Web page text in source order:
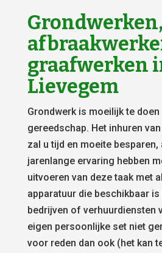
Grondwerken,
graafwerken
Lievegem
Grondwerk is moeilijk te
gereedschap. Het inhuren
zal u tijd en moeite besparen,
jarenlange ervaring hebben
uitvoeren van deze taak met
apparatuur die beschikbaar
bedrijven of verhuurdiensten
eigen persoonlijke set niet
voor reden dan ook (het kan